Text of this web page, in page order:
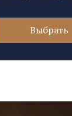
Выбрать